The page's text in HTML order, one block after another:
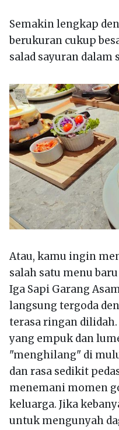
Semakin lengkap
berukuran cukup
salad sayuran dalam
Atau, kamu ingin
salah satu menu
Iga Sapi Garang
langsung tergoda
terasa ringan
yang empuk dan
"menghilang" di
dan rasa sedikit
menemani momen
keluarga. Jika
untuk mengunyah